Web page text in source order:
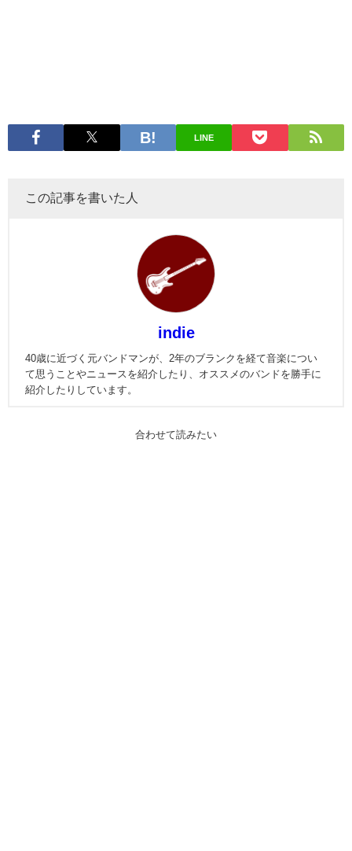
LINE
この記事を書いた人
indie
40歳に近づく元バンドマンが、2年のブランクを経て音楽につい
て思うことやニュースを紹介したり、オススメのバンドを勝手に
紹介したりしています。
合わせて読みたい